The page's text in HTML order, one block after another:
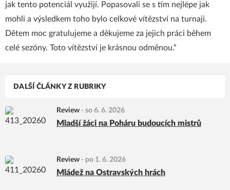
DALŠÍ ČLÁNKY Z RUBRIKY
Review - so 6. 6. 2026
Mladší žáci na Poháru budoucích mistrů
Review - po 1. 6. 2026
Mládež na Ostravských hrách
jak tento potenciál využijí. Popasovali se s tím nejlépe jak
mohli a výsledkem toho bylo celkové vítězství na turnaji.
Dětem moc gratulujeme a děkujeme za jejich práci během
celé sezóny. Toto vítězství je krásnou odměnou.“